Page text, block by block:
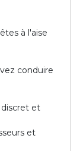
à l'aise
conduire
et
et